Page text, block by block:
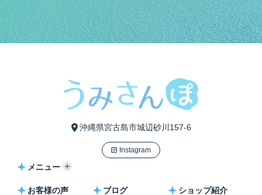
沖縄県宮古島市城辺砂川157-6
Instagram
メニュー
お客様の声 ブログ ショップ紹介